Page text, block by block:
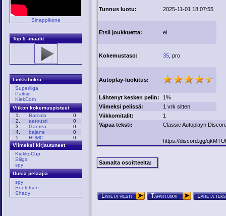
Sinappikone
Top 5 -maalit
Linkkiboksi
Superliiga
Paitsio
KiekCom
Viikon kokemuspisteet
1.
Barcola
0
2.
aatousti
0
3.
Gaerea
0
4.
bajane
0
5.
HDMC
0
Viimeksi kirjautuneet
KiekkoCup
Sliiga
spy
Uusia pelaajia
spy
Soolotsen
Shady
Tunnus luotu: 2025-11-01 18:07:55
Etsii joukkuetta: ei
Kokemustaso: 35 , pro
Autoplay-luokitus:
Lähtenyt kesken pelin:
1%
Viimeksi pelissä:
1 vrk sitten
Viikkomitalit:
1
Vapaa teksti:
Classic Autoplayn
https://discord.gg/
Samalta osoitteelta:
Lähetä viesti Tapahtumat Lähetä